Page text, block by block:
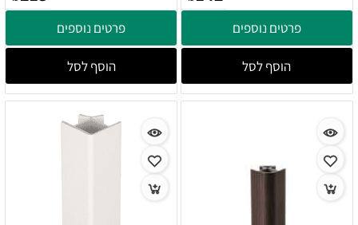
פרטים נוספים
הוסף לסל
פרטים נוספים
הוסף לסל